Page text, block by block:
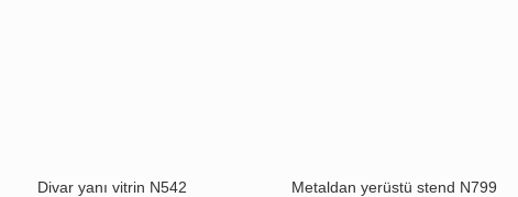
Divar yanı vitrin N542 Metaldan yerüstü stend N799